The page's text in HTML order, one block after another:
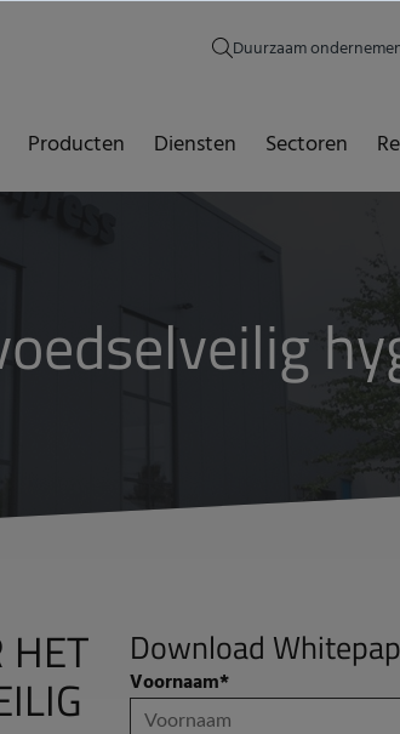
Duurzaam
Producten Diensten Sectoren
HET Download
Voornaam*